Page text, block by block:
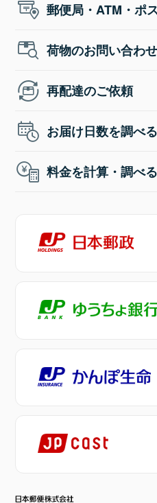
郵便局・ATM・ポ
荷物のお問い合わせ
再配達のご依頼
お届け日数を調べる
料金を計算・調べる